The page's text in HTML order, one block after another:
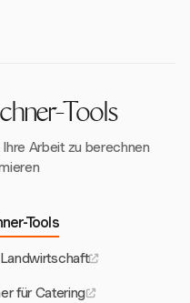
Tools
Arbeit zu berechnen
Tools
für Catering